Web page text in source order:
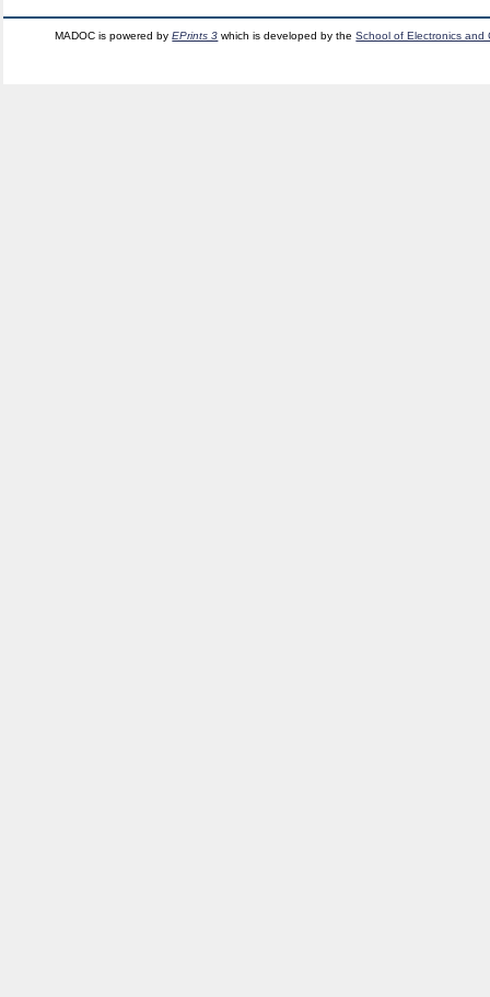
MADOC is powered byEPrints 3 which is developed by theSchool of Electronics and